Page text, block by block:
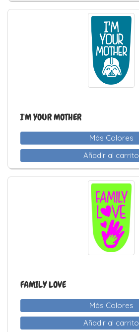
I'M YOUR MOTHER
Más Colores
Añadir al carrito
FAMILY LOVE
Más Colores
Añadir al carrito